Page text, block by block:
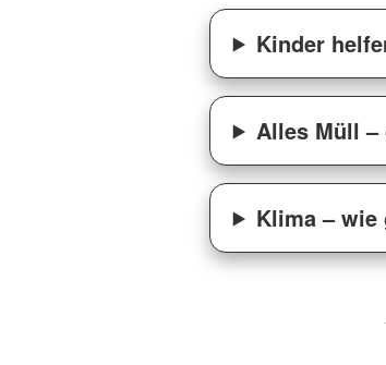
Kinder
Alles Müll –
Klima – wie